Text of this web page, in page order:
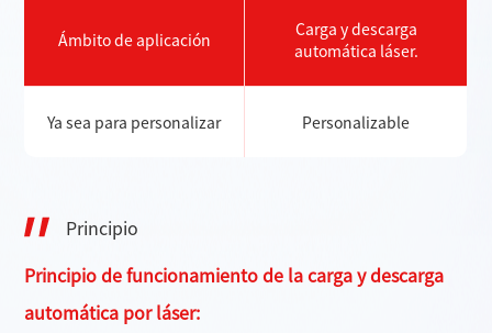
Ámbito de aplicación
Carga y descarga
automática láser.
Ya sea para personalizar Personalizable
Principio
Principio de funcionamiento de la carga y descarga
automática por láser: